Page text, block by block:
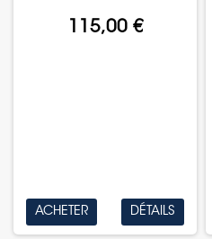
115,00 €
ACHETER DÉTAILS